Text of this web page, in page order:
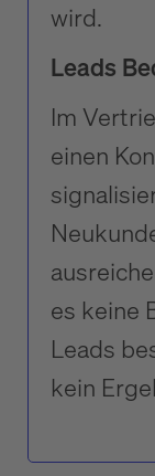
wird.
Leads
Im
einen
es keine
Leads
kein